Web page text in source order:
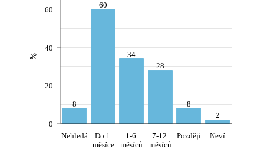
8
60
34
28
8
2
Nehledá
Do 1
měsíce
1-6
měsíců
7-12
měsíců
Později Neví
0
20
40
60
%